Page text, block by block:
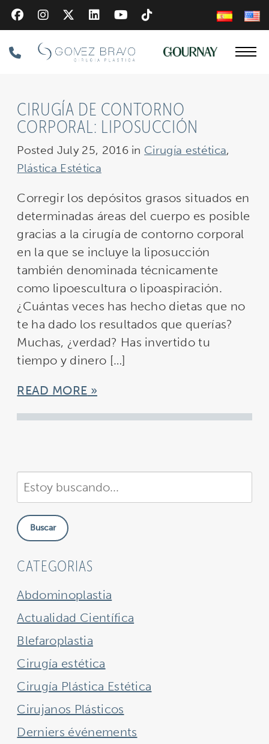
Skip
to
main
content
Phone
CIRUGÍA DE CONTORNO
CORPORAL: LIPOSUCCIÓN
Posted July 25, 2016 in Cirugía estética,
Plástica Estética
Corregir los depósitos grasos situados en
determinadas áreas del cuerpo es posible
gracias a la cirugía de contorno corporal
en la que se incluye la liposucción
también denominada técnicamente
como lipoescultura o lipoaspiración.
¿Cuántas veces has hecho dietas que no
te ha dado los resultados que querías?
Muchas, ¿verdad? Has invertido tu
tiempo y dinero […]
READ MORE
Buscar
en
nuestra
sitioBuscar
CATEGORIAS
Abdominoplastia
Actualidad Científica
Blefaroplastia
Cirugía estética
Cirugía Plástica Estética
Cirujanos Plásticos
Derniers événements